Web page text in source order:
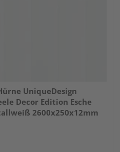
UniqueDesign
Decor Edition Esche
2600x250x12mm